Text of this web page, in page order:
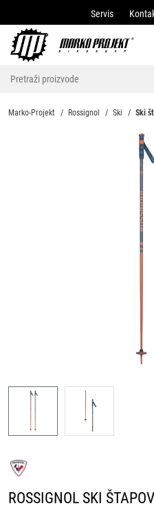
Servis
Marko-Projekt Rossignol Ski Ski
ROSSIGNOL SKI